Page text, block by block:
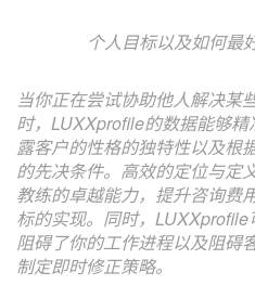
个人目标以及如何最
当你正在尝试协助他人解决某
时，LUXXprofile的数据能够
露客户的性格的独特性以及根
的先决条件。高效的定位与定
教练的卓越能力，提升咨询费
标的实现。同时，
阻碍了你的工作进程以及阻碍
制定即时修正策略。